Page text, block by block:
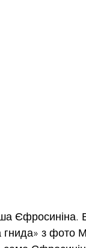
Єфросиніна.
з фото